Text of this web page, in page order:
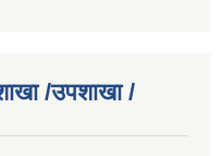
/उपशाखा /